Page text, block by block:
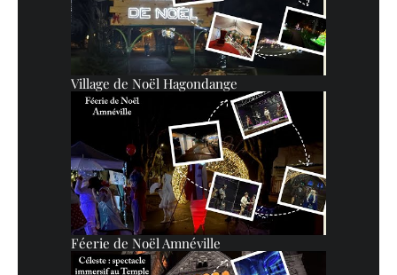
Village de Noël Hagondange
Féerie de Noël Amnéville